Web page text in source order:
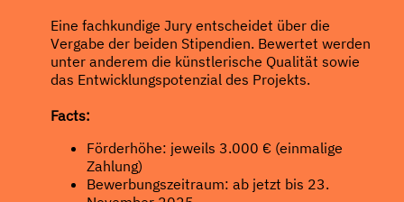
Eine fachkundige Jury entscheidet über die
Vergabe der beiden Stipendien. Bewertet werden
unter anderem die künstlerische Qualität sowie
das Entwicklungspotenzial des Projekts.
Facts:
Förderhöhe: jeweils 3.000 € (einmalige
Zahlung)
Bewerbungszeitraum: ab jetzt bis 23.